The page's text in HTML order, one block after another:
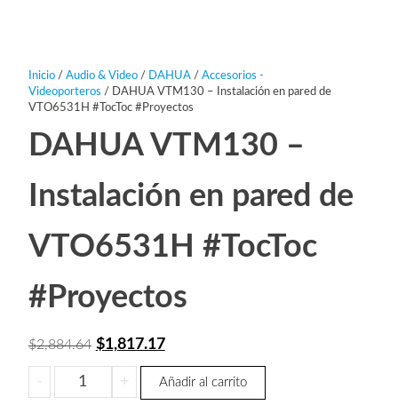
Inicio/ Audio & Video/ DAHUA/ Accesorios -
Videoporteros / DAHUA VTM130 – Instalación en pared de
VTO6531H #TocToc #Proyectos
DAHUA VTM130 –
Instalación en pared de
VTO6531H #TocToc
#Proyectos
$2,884.64 El
precio
original
$1,817.17El
precio
-
DAHUA
VTM130
+ Añadir al carrito